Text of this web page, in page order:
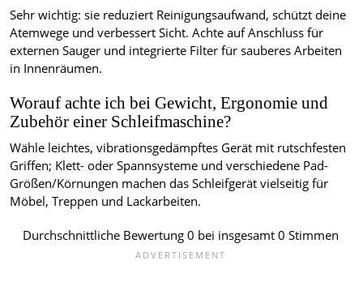
Sehr wichtig: sie reduziert Reinigungsaufwand, schützt deine
Atemwege und verbessert Sicht. Achte auf Anschluss für
externen Sauger und integrierte Filter für sauberes Arbeiten
in Innenräumen.
Worauf achte ich bei Gewicht, Ergonomie und
Zubehör einer Schleifmaschine?
Wähle leichtes, vibrationsgedämpftes Gerät mit rutschfesten
Griffen; Klett- oder Spannsysteme und verschiedene Pad-
Größen/Körnungen machen das Schleifgerät vielseitig für
Möbel, Treppen und Lackarbeiten.
Durchschnittliche Bewertung0 bei insgesamt0 Stimmen